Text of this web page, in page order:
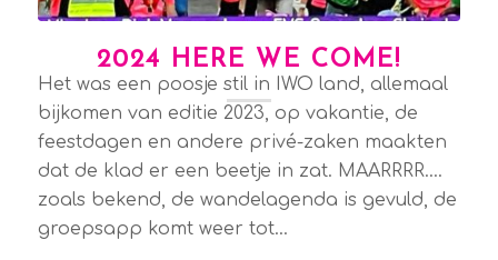
2024 HERE WE COME!
Het was een poosje stil in IWO land, allemaal
bijkomen van editie 2023, op vakantie, de
feestdagen en andere privé-zaken maakten
dat de klad er een beetje in zat. MAARRRR....
zoals bekend, de wandelagenda is gevuld, de
groepsapp komt weer tot…